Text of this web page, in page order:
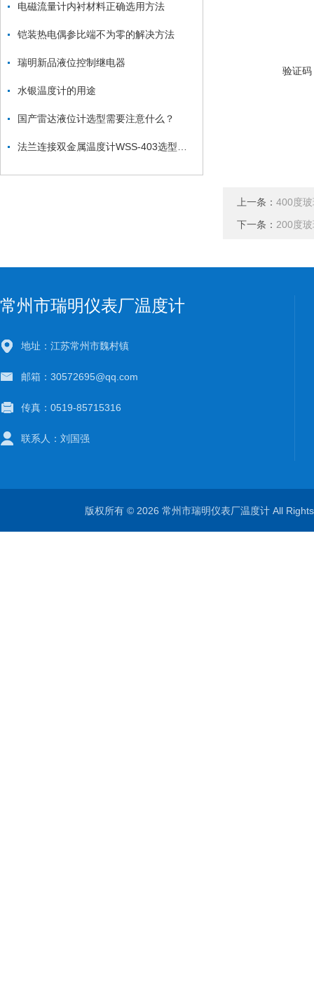
电磁流量计内衬材料正确选用方法
铠装热电偶参比端不为零的解决方法
瑞明新品液位控制继电器
水银温度计的用途
国产雷达液位计选型需要注意什么？
验证码
上一条： 400度
下一条： 200度
常州市瑞明仪表厂温度计
地址：江苏常州市魏村镇
邮箱：30572695@qq.com
传真：0519-85715316
联系人：刘国强
版权所有 © 2026 常州市瑞明仪表厂温度计 All